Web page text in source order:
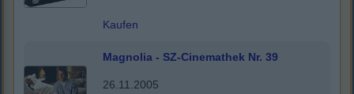
Kaufen
Magnolia - SZ-Cinemathek Nr. 39
26.11.2005